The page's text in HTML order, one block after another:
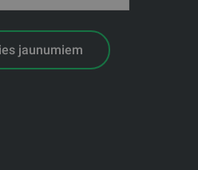
jaunumiem